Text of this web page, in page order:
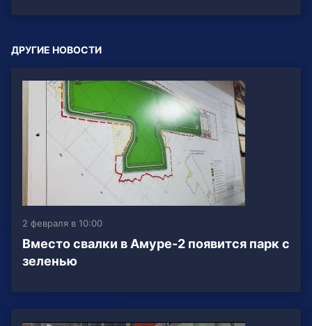
ДРУГИЕ НОВОСТИ
2 февраля в 10:00
Вместо свалки в Амуре-2 появится парк с
зеленью